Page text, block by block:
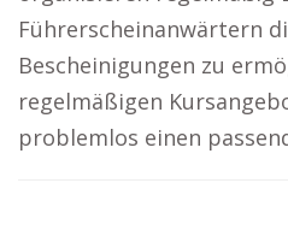
Führerscheinanwärtern
Bescheinigungen zu
regelmäßigen
problemlos einen